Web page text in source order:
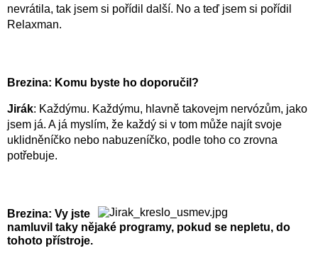
nevrátila, tak jsem si pořídil další. No a teď jsem si pořídil
Relaxman.
Brezina: Komu byste ho doporučil?
Jirák: Každýmu. Každýmu, hlavně takovejm nervózům, jako
jsem já. A já myslím, že každý si v tom může najít svoje
uklidněníčko nebo nabuzeníčko, podle toho co zrovna
potřebuje.
Brezina: Vy jste
namluvil taky nějaké programy, pokud se nepletu, do
tohoto přístroje.